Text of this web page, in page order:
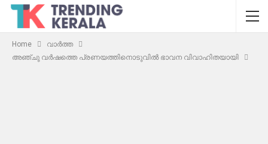
Home
വാർത്ത
അഞ്ചു വർഷത്തെ പ്രണയത്തിനൊടുവിൽ ഭാവന വിവാഹിതയായി